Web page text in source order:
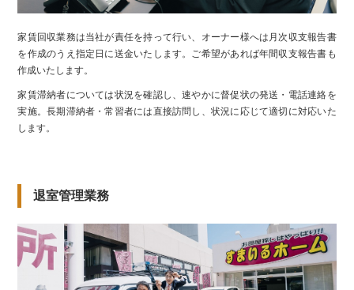
家賃回収業務は当社が責任を持って行い、オーナー様へは月次収支報告書
を作成のうえ指定日に送金いたします。ご希望があれば年間収支報告書も
作成いたします。
家賃滞納者については状況を確認し、速やかに督促状の発送・電話連絡を
実施。長期滞納者・常習者には直接訪問し、状況に応じて適切に対応いた
します。
退室管理業務